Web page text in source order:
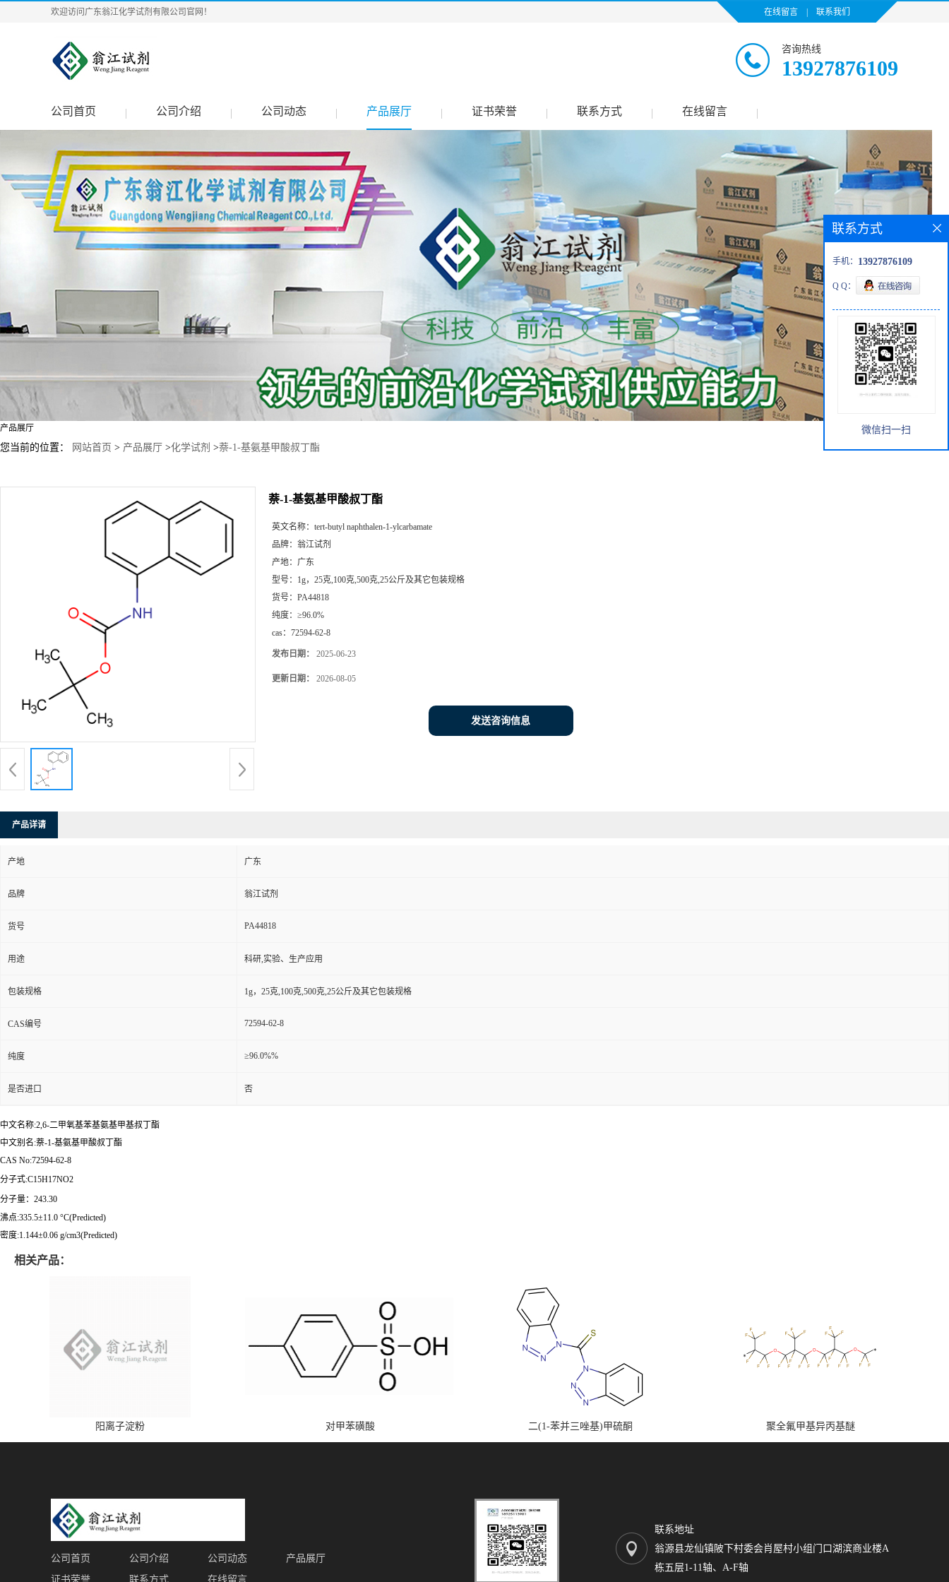
欢迎访问广东翁江化学试剂有限公司官网！ 在线留言 联系我们
咨询热线
13927876109
公司首页 公司介绍 公司动态 产品展厅 证书荣誉 联系方式 在线留言
产品展厅
您当前的位置： 网站首页 > 产品展厅 >化学试剂 >萘-1-基氨基甲酸叔丁酯
萘-1-基氨基甲酸叔丁酯
英文名称： tert-butyl naphthalen-1-ylcarbamate
品牌： 翁江试剂
产地： 广东
型号： 1g，25克,100克,500克,25公斤及其它包装规格
货号： PA44818
纯度： ≥96.0%
cas： 72594-62-8
发布日期： 2025-06-23
更新日期： 2026-08-05
发送咨询信息
产品详请
产地 广东
品牌 翁江试剂
货号 PA44818
用途 科研,实验、生产应用
包装规格 1g，25克,100克,500克,25公斤及其它包装规格
CAS编号 72594-62-8
纯度 ≥96.0%%
是否进口 否
中文名称:2,6-二甲氧基苯基氨基甲基叔丁酯
中文别名:萘-1-基氨基甲酸叔丁酯
CAS No:72594-62-8
分子式:C15H17NO2
分子量：243.30
沸点:335.5±11.0 °C(Predicted)
密度:1.144±0.06 g/cm3(Predicted)
相关产品：
阳离子淀粉 对甲苯磺酸 二(1-苯并三唑基)甲硫酮 聚全氟甲基异丙基醚
联系方式
手机： 13927876109
Q Q：
微信扫一扫
公司首页 公司介绍 公司动态
产品展厅
证书荣誉
联系方式 在线留言
联系地址
翁源县龙仙镇陂下村委会肖屋村小组门口湖滨商业楼A
栋五层1-11轴、A-F轴